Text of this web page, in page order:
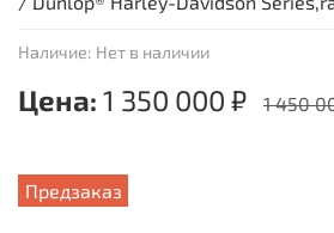
Наличие: Нет в наличии
Предзаказ
Цена: 1 350 000 ₽ 1 450